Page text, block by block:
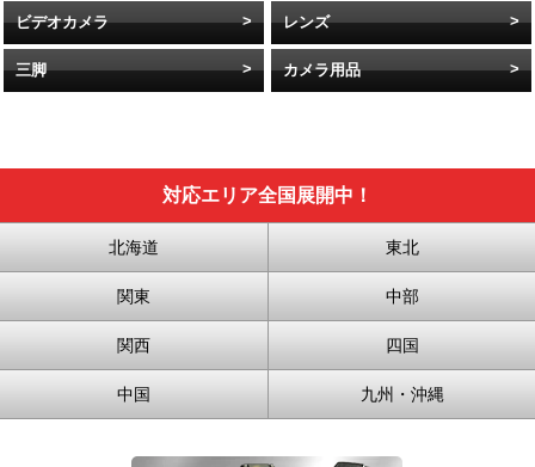
ビデオカメラ レンズ
三脚 カメラ用品
対応エリア全国展開中！
北海道 東北
関東 中部
関西 四国
中国 九州・沖縄